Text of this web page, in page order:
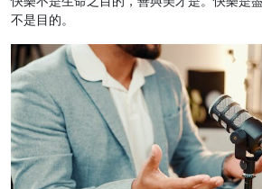
不是目的。